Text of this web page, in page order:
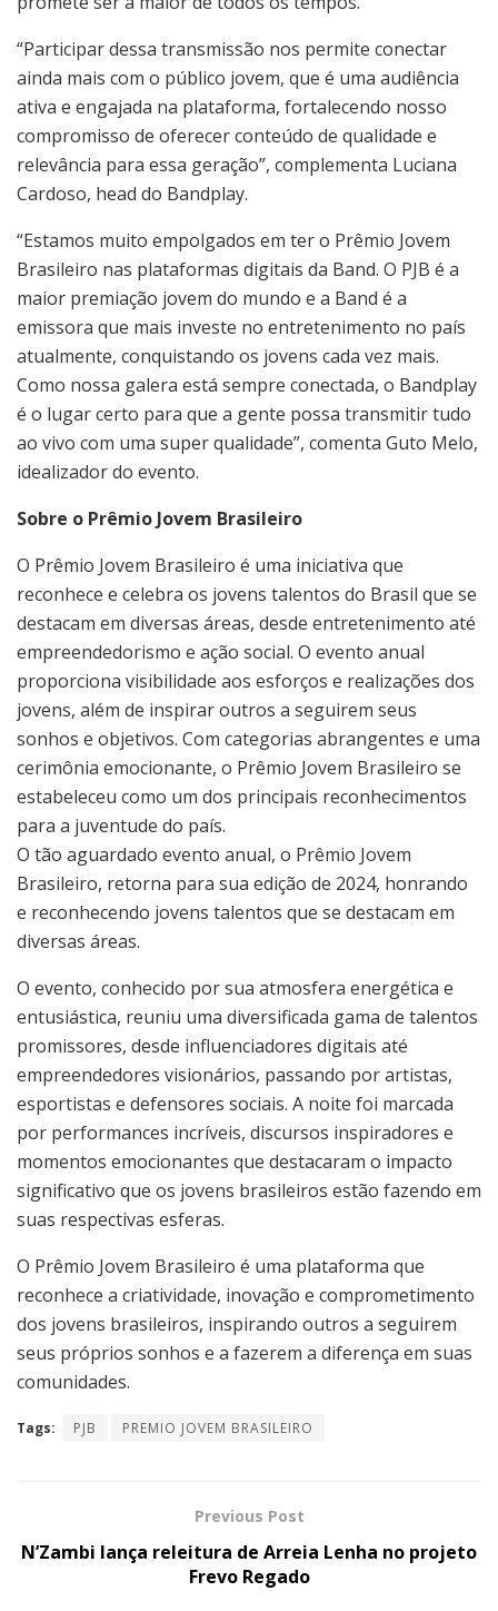
“Participar dessa transmissão nos permite conectar
ainda mais com o público jovem, que é uma audiência
ativa e engajada na plataforma, fortalecendo nosso
compromisso de oferecer conteúdo de qualidade e
relevância para essa geração”, complementa Luciana
Cardoso, head do Bandplay.
“Estamos muito empolgados em ter o Prêmio Jovem
Brasileiro nas plataformas digitais da Band. O PJB é a
maior premiação jovem do mundo e a Band é a
emissora que mais investe no entretenimento no país
atualmente, conquistando os jovens cada vez mais.
Como nossa galera está sempre conectada, o Bandplay
é o lugar certo para que a gente possa transmitir tudo
ao vivo com uma super qualidade”, comenta Guto Melo,
idealizador do evento.
Sobre o Prêmio Jovem Brasileiro
O Prêmio Jovem Brasileiro é uma iniciativa que
reconhece e celebra os jovens talentos do Brasil que se
destacam em diversas áreas, desde entretenimento até
empreendedorismo e ação social. O evento anual
proporciona visibilidade aos esforços e realizações dos
jovens, além de inspirar outros a seguirem seus
sonhos e objetivos. Com categorias abrangentes e uma
cerimônia emocionante, o Prêmio Jovem Brasileiro se
estabeleceu como um dos principais reconhecimentos
para a juventude do país.
O tão aguardado evento anual, o Prêmio Jovem
Brasileiro, retorna para sua edição de 2024, honrando
e reconhecendo jovens talentos que se destacam em
diversas áreas.
O evento, conhecido por sua atmosfera energética e
entusiástica, reuniu uma diversificada gama de talentos
promissores, desde influenciadores digitais até
empreendedores visionários, passando por artistas,
esportistas e defensores sociais. A noite foi marcada
por performances incríveis, discursos inspiradores e
momentos emocionantes que destacaram o impacto
significativo que os jovens brasileiros estão fazendo em
suas respectivas esferas.
O Prêmio Jovem Brasileiro é uma plataforma que
reconhece a criatividade, inovação e comprometimento
dos jovens brasileiros, inspirando outros a seguirem
seus próprios sonhos e a fazerem a diferença em suas
comunidades.
Tags: PJB PREMIO JOVEM BRASILEIRO
Previous Post
N’Zambi lança releitura de Arreia Lenha no projeto
Frevo Regado